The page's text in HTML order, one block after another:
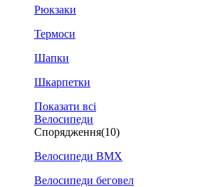
Рюкзаки
Термоси
Шапки
Шкарпетки
Показати всі
Велосипеди
Спорядження(10)
Велосипеди BMX
Велосипеди беговел